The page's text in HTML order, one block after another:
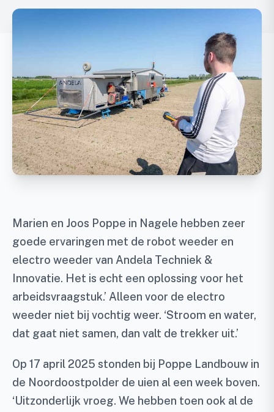
Marien en Joos Poppe in Nagele hebben zeer
goede ervaringen met de robot weeder en
electro weeder van Andela Techniek &
Innovatie. Het is echt een oplossing voor het
arbeidsvraagstuk.’ Alleen voor de electro
weeder niet bij vochtig weer. ‘Stroom en water,
dat gaat niet samen, dan valt de trekker uit.’
Op 17 april 2025 stonden bij Poppe Landbouw in
de Noordoostpolder de uien al een week boven.
‘Uitzonderlijk vroeg. We hebben toen ook al de